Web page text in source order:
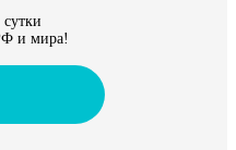
и мира!